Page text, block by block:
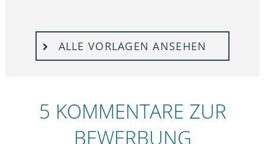
ALLE VORLAGEN ANSEHEN
5 KOMMENTARE ZUR
BEWERBUNG